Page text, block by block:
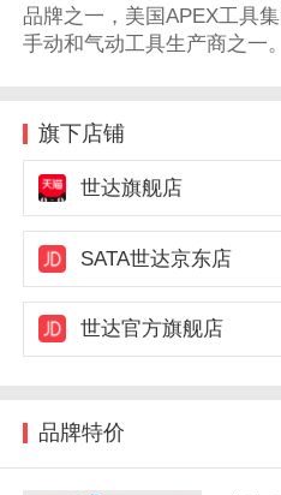
品牌之一，美国APEX工具
手动和气动工具生产商之一。
旗下店铺
世达旗舰店
SATA世达京东店
世达官方旗舰店
品牌特价